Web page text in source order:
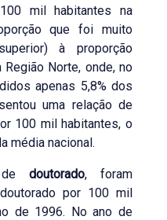
mil habitantes na
que foi muito
à proporção
Norte, onde, no
apenas 5,8% dos
uma relação de
100 mil habitantes, o
média nacional.
doutorado, foram
por 100 mil
de 1996. No ano de